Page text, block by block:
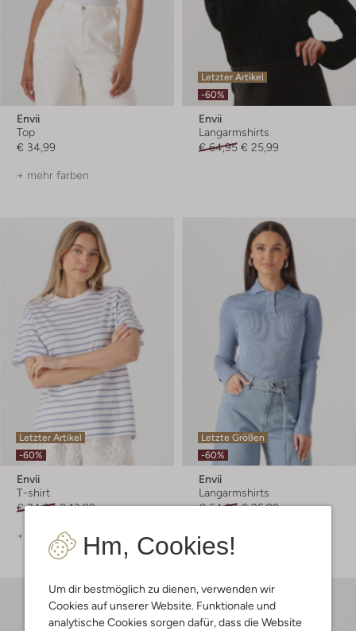
Hm, Cookies!
Um dir bestmöglich zu dienen, verwenden wir
Cookies auf unserer Website. Funktionale und
analytische Cookies sorgen dafür, dass die Website
Envii
Top
€ 34,99
+ mehr farben
Letzter Artikel
-60%
Envii
Langarmshirts
€ 64,95 € 25,99
Letzter Artikel
-60%
Envii
T-shirt
€ 34,99 € 13,99
+ mehr farben
Letzte Größen
-60%
Envii
Langarmshirts
€ 64,99 € 25,99